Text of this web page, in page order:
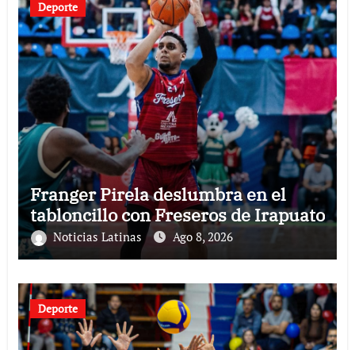
Deporte
Franger Pirela deslumbra en el
tabloncillo con Freseros de Irapuato
Noticias Latinas Ago 8, 2026
Deporte